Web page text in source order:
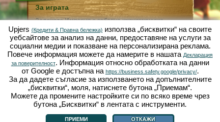
За играта
Зелената Империя е забавна икономическа
симулация, фокусирана върху градинарството и
земеделието. Като уеб базирана игра, тя върви
изцяло и само във вашия браузър, без нужда от
допълнително инсталиране или изтегляне!
Получавайки задачата да бъдете индустриaлно
градинско джудже, Вие ще можете да създадете
своя собствена райска градина. Маруля, моркови,
ягоди, спанак или лук - от Вас зависи какво ще
отглеждате. Посетете приятелския град Зелената
Долина, за да търгувате с други играчи, да купувате
растения, семена или украса за своята градина,
изпълнявайте заявките на своите клиенти и бъдете
винаги добър съсед ... a може да се събудите един
ден и да откриете своята градина, опустошена от
За играта|История|| Правила и ограничения|Защита на данни|
Управлявай Бисквитки
Upjers (Кредити & Правна бележка) използва „бисквитки“ на своите
уебсайтове за анализ на данни, предоставяне на услуги за
социални медии и показване на персонализирана реклама.
Повече информация можете да намерите в нашата Декларация
за поверителност. Информация относно обработката на данни
от Google е достъпна на https://business.safety.google/privacy/.
За да дадете съгласие за използването на допълнителните
„бисквитки“, моля, натиснете бутона „Приемам“.
Можете да промените настройките си по всяко време чрез
бутона „Бисквитки“ в лентата с инструменти.
ПРИЕМИ ОТКАЖИ